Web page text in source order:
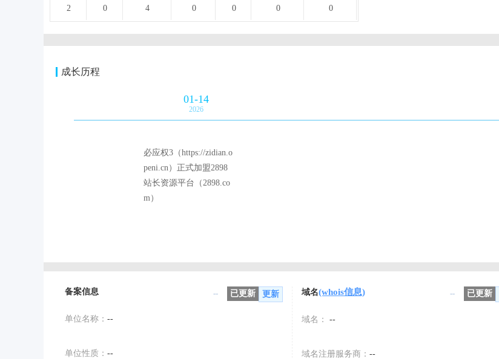
2 0 4 0 0 0 0
成长历程
01-14
2026
必应权3（https://zidian.o
peni.cn）正式加盟2898
站长资源平台（2898.co
m）
备案信息 更新
已更新
--
单位名称： --
单位性质： --
域名(whois信息) 已更新
--
域名： --
域名注册服务商： --